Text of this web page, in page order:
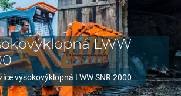
LWW
vysokovýklopná LWW SNR 2000